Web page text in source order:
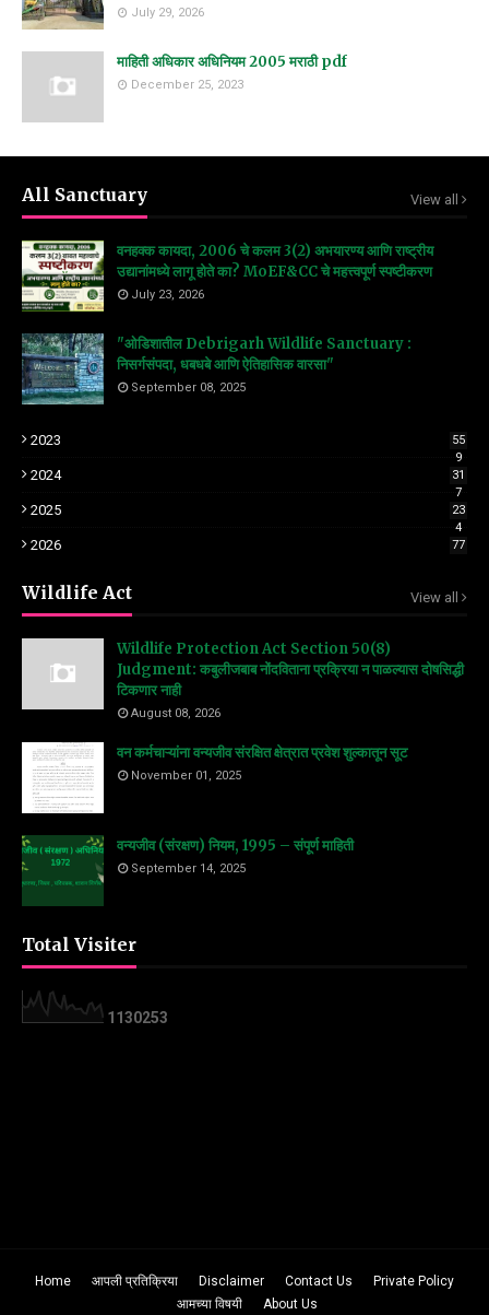
July 29, 2026
माहिती अधिकार अधिनियम 2005 मराठी pdf
December 25, 2023
All Sanctuary View all
वनहक्क कायदा, 2006 चे कलम 3(2) अभयारण्य आणि राष्ट्रीय
उद्यानांमध्ये लागू होते का? MoEF&CC चे महत्त्वपूर्ण स्पष्टीकरण
July 23, 2026
"ओडिशातील Debrigarh Wildlife Sanctuary :
निसर्गसंपदा, धबधबे आणि ऐतिहासिक वारसा"
September 08, 2025
2023
55
9
2024
31
7
2025
23
4
2026 77
Wildlife Act View all
Wildlife Protection Act Section 50(8)
Judgment: कबुलीजबाब नोंदविताना प्रक्रिया न पाळल्यास दोषसिद्धी
टिकणार नाही
August 08, 2026
वन कर्मचाऱ्यांना वन्यजीव संरक्षित क्षेत्रात प्रवेश शुल्कातून सूट
November 01, 2025
वन्यजीव (संरक्षण) नियम, 1995 – संपूर्ण माहिती
September 14, 2025
Total Visiter
1 130253
Home आपली प्रतिक्रिया Disclaimer Contact Us
Private Policy
आमच्या विषयी
About Us